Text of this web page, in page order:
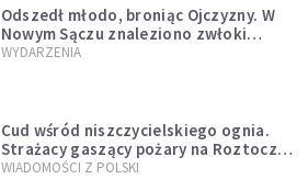
Odszedł młodo, broniąc Ojczyzny. W
Nowym Sączu znaleziono zwłoki
mężczyzny z czasów potopu
WYDARZENIA
Cud wśród niszczycielskiego ognia.
Strażacy gaszący pożary na Roztoczu
opublikowali niezwykłe zdjęcie
WIADOMOŚCI Z POLSKI